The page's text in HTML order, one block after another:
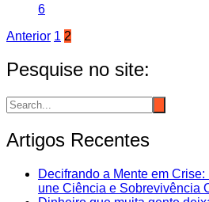
6
Paginação
de
posts
Anterior 1 2
Pesquise no site:
Artigos Recentes
Decifrando a Mente em
une Ciência e Sobrevivência